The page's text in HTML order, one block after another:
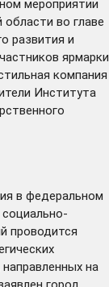
мероприятии
во главе
развития и
ярмарки
компания
Института
в федеральном
социально-
проводится
на